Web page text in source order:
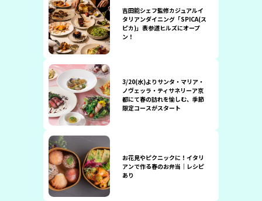
吉田能シェフ監修カジュアルイ
タリアンダイニング「SPICA(ス
ピカ)」表参道ヒルズにオープ
ン！
3/20(水)よりサンタ・マリア・
ノヴェッラ・ティサネリーア京
都にて春の訪れを愉しむ、季節
限定コースがスタート
お花見やピクニックに！イタリ
アンで作る春のお弁当｜レシピ
あり